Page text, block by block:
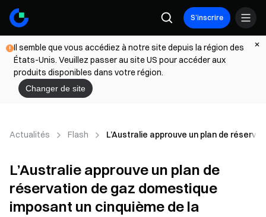
S’inscrire
Il semble que vous accédiez à notre site depuis la région des
États-Unis. Veuillez passer au site US pour accéder aux
produits disponibles dans votre région.
Changer de site
Actualités Flash L’Australie approuve un plan de
L’Australie approuve un plan de
réservation de gaz domestique
imposant un cinquième de la